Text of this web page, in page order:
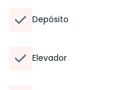
Depósito
Elevador